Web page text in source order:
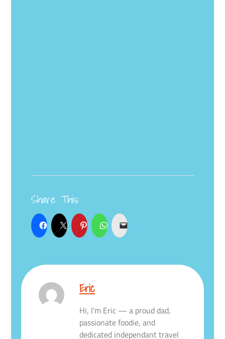
Share This:
Eric
Hi, I’m Eric — a proud dad,
passionate foodie, and
dedicated independant travel